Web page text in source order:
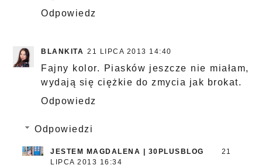
Odpowiedz
BLANKITA 21 LIPCA 2013 14:40
Fajny kolor. Piasków jeszcze nie miałam,
wydają się ciężkie do zmycia jak brokat.
Odpowiedz
Odpowiedzi
JESTEM MAGDALENA | 30PLUSBLOG
21
LIPCA 2013 16:34